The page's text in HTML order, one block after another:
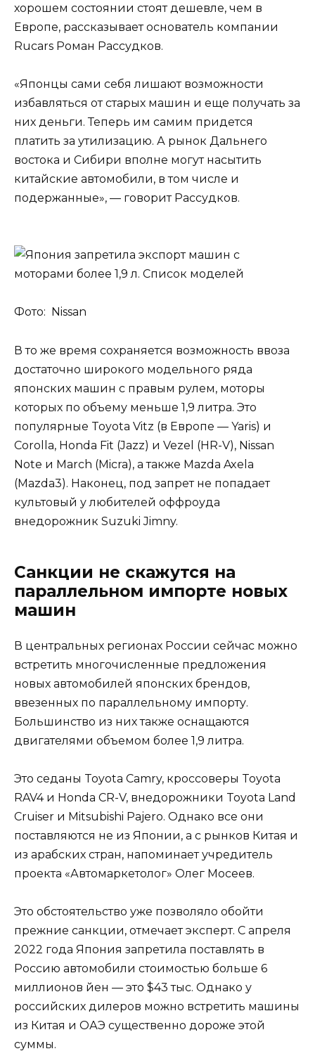
хорошем состоянии стоят дешевле, чем в
Европе, рассказывает основатель компании
Rucars Роман Рассудков.
«Японцы сами себя лишают возможности
избавляться от старых машин и еще получать за
них деньги. Теперь им самим придется
платить за утилизацию. А рынок Дальнего
востока и Сибири вполне могут насытить
китайские автомобили, в том числе и
подержанные», — говорит Рассудков.
Фото: Nissan
В то же время сохраняется возможность ввоза
достаточно широкого модельного ряда
японских машин с правым рулем, моторы
которых по объему меньше 1,9 литра. Это
популярные Toyota Vitz (в Европе — Yaris) и
Corolla, Honda Fit (Jazz) и Vezel (HR-V), Nissan
Note и March (Micra), а также Mazda Axela
(Mazda3). Наконец, под запрет не попадает
культовый у любителей оффроуда
внедорожник Suzuki Jimny.
Санкции не скажутся на
параллельном импорте новых
машин
В центральных регионах России сейчас можно
встретить многочисленные предложения
новых автомобилей японских брендов,
ввезенных по параллельному импорту.
Большинство из них также оснащаются
двигателями объемом более 1,9 литра.
Это седаны Toyota Camry, кроссоверы Toyota
RAV4 и Honda CR-V, внедорожники Toyota Land
Cruiser и Mitsubishi Pajero. Однако все они
поставляются не из Японии, а с рынков Китая и
из арабских стран, напоминает учредитель
проекта «Автомаркетолог» Олег Мосеев.
Это обстоятельство уже позволяло обойти
прежние санкции, отмечает эксперт. С апреля
2022 года Япония запретила поставлять в
Россию автомобили стоимостью больше 6
миллионов йен — это $43 тыс. Однако у
российских дилеров можно встретить машины
из Китая и ОАЭ существенно дороже этой
суммы.